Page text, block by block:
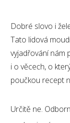
Dobré slovo i
Tato lidová
vyjadřování nám
i o věcech, o
poučkou recept
Určitě ne.